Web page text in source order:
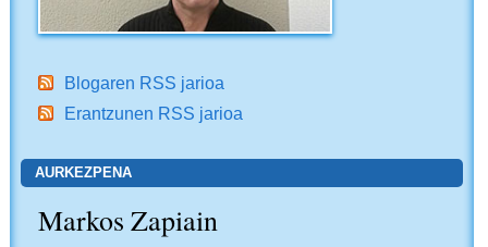
Blogaren RSS jarioa
Erantzunen RSS jarioa
AURKEZPENA
Markos Zapiain